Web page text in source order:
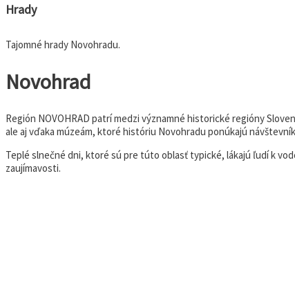
Hrady
Tajomné hrady Novohradu.
Novohrad
Región NOVOHRAD patrí medzi významné historické regióny
ale aj vďaka múzeám, ktoré históriu Novohradu ponúkajú
Teplé slnečné dni, ktoré sú pre túto oblasť typické, lákajú ľudí k
zaujímavosti.